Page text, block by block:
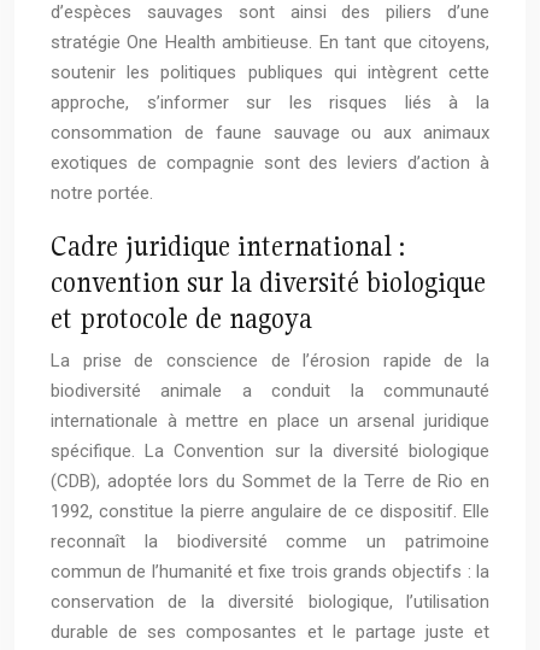
d’espèces sauvages sont ainsi des piliers d’une
stratégie One Health ambitieuse. En tant que citoyens,
soutenir les politiques publiques qui intègrent cette
approche, s’informer sur les risques liés à la
consommation de faune sauvage ou aux animaux
exotiques de compagnie sont des leviers d’action à
notre portée.
Cadre juridique international :
convention sur la diversité biologique
et protocole de nagoya
La prise de conscience de l’érosion rapide de la
biodiversité animale a conduit la communauté
internationale à mettre en place un arsenal juridique
spécifique. La Convention sur la diversité biologique
(CDB), adoptée lors du Sommet de la Terre de Rio en
1992, constitue la pierre angulaire de ce dispositif. Elle
reconnaît la biodiversité comme un patrimoine
commun de l’humanité et fixe trois grands objectifs : la
conservation de la diversité biologique, l’utilisation
durable de ses composantes et le partage juste et